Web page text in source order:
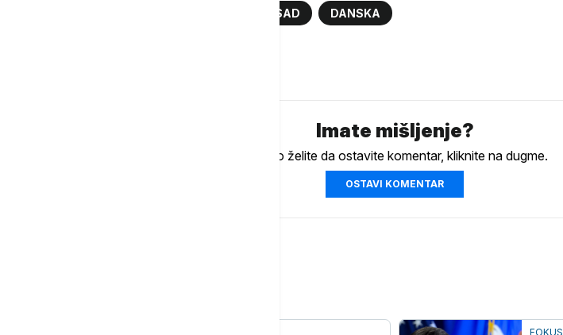
SAD DANSKA
Imate mišljenje?
Ukoliko želite da ostavite komentar, kliknite na dugme.
OSTAVI KOMENTAR
FOKUS